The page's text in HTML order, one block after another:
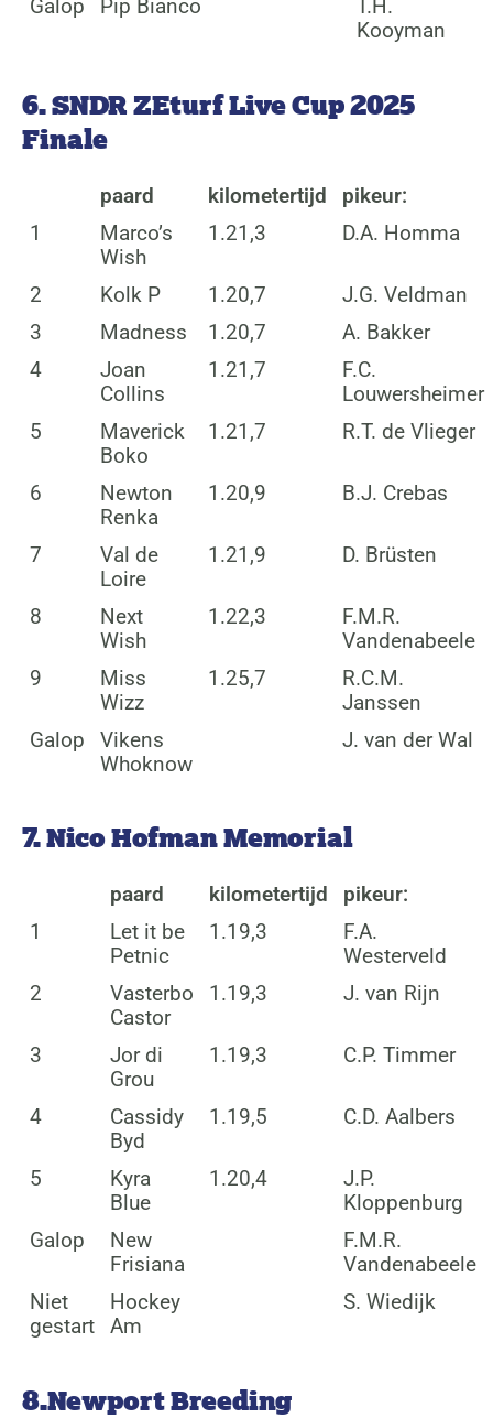
Galop Pip Bianco
T.H.
Kooyman
6. SNDR ZEturf Live Cup 2025
Finale
paard kilometertijd
pikeur:
1
Marco’s
Wish
1.21,3 D.A. Homma
2 Kolk P 1.20,7
J.G. Veldman
3
Madness 1.20,7
A. Bakker
4
Joan
Collins
1.21,7
F.C.
Louwersheimer
5
Maverick
Boko
1.21,7 R.T. de Vlieger
6
Newton
Renka
1.20,9 B.J. Crebas
7
Val de
Loire
1.21,9 D. Brüsten
8
Next
Wish
1.22,3
F.M.R.
Vandenabeele
9
Miss
Wizz
1.25,7
R.C.M.
Janssen
Galop
Vikens
Whoknow
J. van der Wal
7. Nico Hofman Memorial
paard kilometertijd
pikeur:
1
Let it be
Petnic
1.19,3
F.A.
Westerveld
2
Vasterbo
Castor
1.19,3 J. van Rijn
3
Jor di
Grou
1.19,3 C.P. Timmer
4
Cassidy
Byd
1.19,5 C.D. Aalbers
5
Kyra
Blue
1.20,4
J.P.
Kloppenburg
Galop
New
Frisiana
F.M.R.
Vandenabeele
Niet
gestart
Hockey
Am
S. Wiedijk
8.Newport Breeding